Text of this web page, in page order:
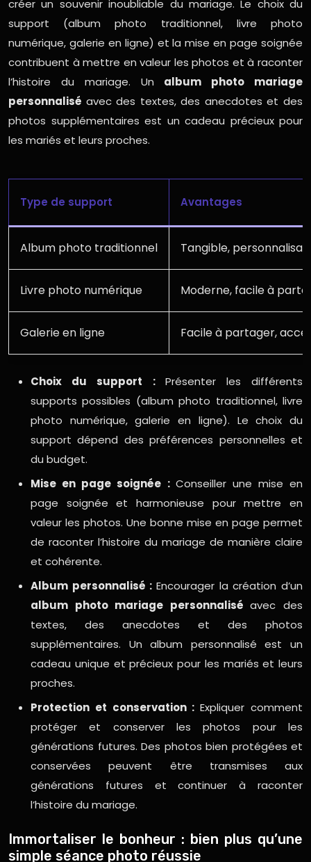
créer un souvenir inoubliable du mariage. Le choix du
support (album photo traditionnel, livre photo
numérique, galerie en ligne) et la mise en page soignée
contribuent à mettre en valeur les photos et à raconter
l’histoire du mariage. Un album photo mariage
personnalisé avec des textes, des anecdotes et des
photos supplémentaires est un cadeau précieux pour
les mariés et leurs proches.
Type de support Avantages
Album photo traditionnel Tangible,
Livre photo numérique Moderne, facile à
Galerie en ligne Facile à partager,
Choix du support : Présenter les différents
supports possibles (album photo traditionnel, livre
photo numérique, galerie en ligne). Le choix du
support dépend des préférences personnelles et
du budget.
Mise en page soignée : Conseiller une mise en
page soignée et harmonieuse pour mettre en
valeur les photos. Une bonne mise en page permet
de raconter l’histoire du mariage de manière claire
et cohérente.
Album personnalisé : Encourager la création d’un
album photo mariage personnaliséavec des
textes, des anecdotes et des photos
supplémentaires. Un album personnalisé est un
cadeau unique et précieux pour les mariés et leurs
proches.
Protection et conservation :Expliquer comment
protéger et conserver les photos pour les
générations futures. Des photos bien protégées et
conservées peuvent être transmises aux
générations futures et continuer à raconter
l’histoire du mariage.
Immortaliser le bonheur : bien plus qu’une
simple séance photo réussie